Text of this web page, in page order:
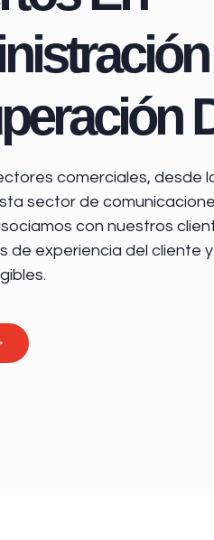
comerciales, desde
sector de
con nuestros
de experiencia del cliente